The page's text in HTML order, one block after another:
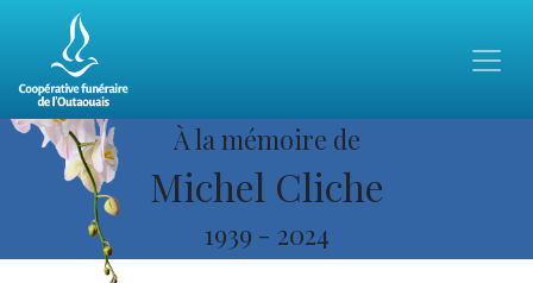
À la mémoire de
Michel Cliche
1939 - 2024